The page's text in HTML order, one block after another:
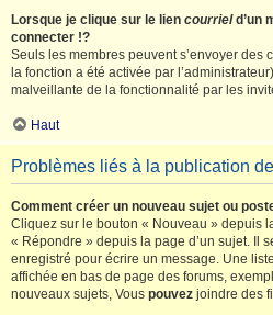
Lorsque je clique sur le lien courrield’un
connecter !?
Seuls les membres peuvent s’envoyer des
la fonction a été activée par
malveillante de la fonctionnalité par les
Haut
Problèmes liés à la publication
Comment créer un nouveau sujet ou
Cliquez sur le bouton « Nouveau » depuis
« Répondre » depuis la page d’un sujet. Il
enregistré pour écrire un message. Une
affichée en bas de page des forums,
nouveaux sujets, Vous pouvez joindre des